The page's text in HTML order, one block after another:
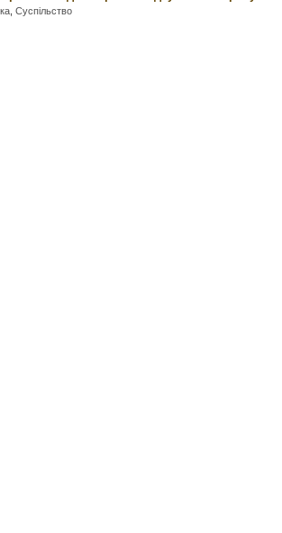
,Суспільство